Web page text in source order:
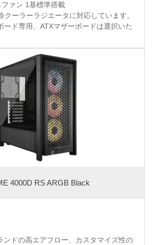
ァン 1基標準搭載
クーラーラジエータに対応しています。
ド専用、ATXマザーボードは選択いた
4000D RS ARGB Black
ンドの高エアフロー、カスタマイズ性の